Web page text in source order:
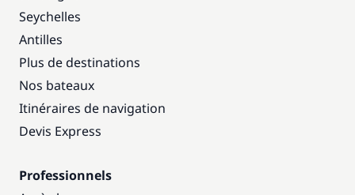
Seychelles
Antilles
Plus de destinations
Nos bateaux
Itinéraires de navigation
Devis Express
Professionnels